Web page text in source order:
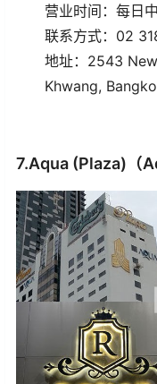
营业时间：每日
联系方式：02
地址：2543
Khwang,
7.Aqua (Plaza)（